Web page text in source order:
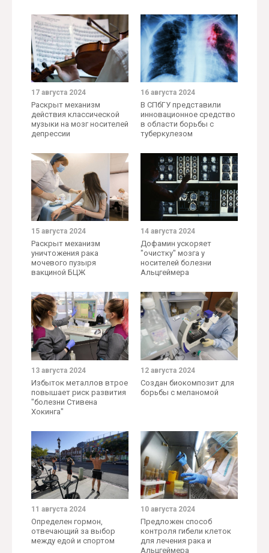
17 августа 2024
Раскрыт механизм
действия классической
музыки на мозг носителей
депрессии
16 августа 2024
В СПбГУ представили
инновационное средство
в области борьбы с
туберкулезом
15 августа 2024
Раскрыт механизм
уничтожения рака
мочевого пузыря
вакциной БЦЖ
14 августа 2024
Дофамин ускоряет
"очистку" мозга у
носителей болезни
Альцгеймера
13 августа 2024
Избыток металлов втрое
повышает риск развития
"болезни Стивена
Хокинга"
12 августа 2024
Создан биокомпозит для
борьбы с меланомой
11 августа 2024
Определен гормон,
отвечающий за выбор
между едой и спортом
10 августа 2024
Предложен способ
контроля гибели клеток
для лечения рака и
Альцгеймера